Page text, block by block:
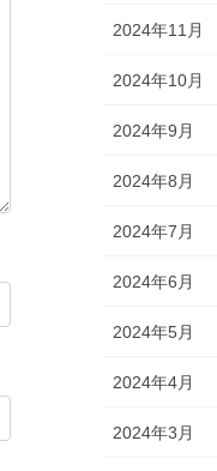
2024年11月
2024年10月
2024年9月
2024年8月
2024年7月
2024年6月
2024年5月
2024年4月
2024年3月